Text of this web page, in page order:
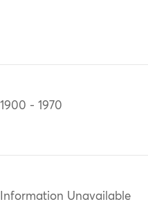
1900 - 1970
Information Unavailable